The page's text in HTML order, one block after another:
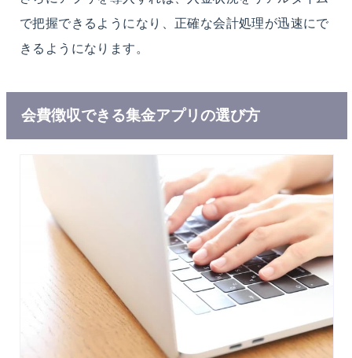
で把握できるようになり、正確な会計処理が迅速にで
きるようになります。
会費徴収できる集金アプリの選び方